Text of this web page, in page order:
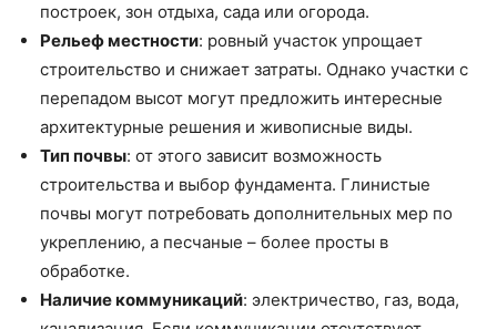
построек, зон отдыха, сада или огорода.
Рельеф местности: ровный участок упрощает
строительство и снижает затраты. Однако участки с
перепадом высот могут предложить интересные
архитектурные решения и живописные виды.
Тип почвы: от этого зависит возможность
строительства и выбор фундамента. Глинистые
почвы могут потребовать дополнительных мер по
укреплению, а песчаные – более просты в
обработке.
Наличие коммуникаций: электричество, газ, вода,